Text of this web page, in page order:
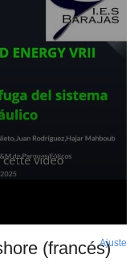
(francés)Ajuste